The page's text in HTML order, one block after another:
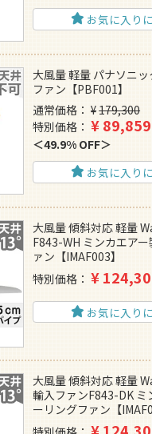
お気に入り
大風量 軽量 パナソニ
ファン【PBF001】
通常価格
¥179,300
特別価格
¥89,859
49.9% OFF
お気に入り
大風量 傾斜対応 軽量
F843-WH ミンカエア
ァン【IMAF003】
特別価格
¥
お気に入り
大風量 傾斜対応 軽量
輸入ファンF843-DK ミ
ーリングファン【